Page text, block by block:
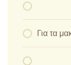
Για τα